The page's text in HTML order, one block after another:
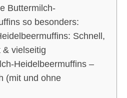
Buttermilch-
so besonders:
Schnell,
& vielseitig
Heidelbeermuffins –
(mit und ohne